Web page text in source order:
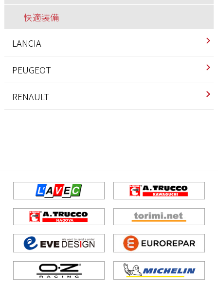
快適装備
LANCIA
インテリア
エクステリア
ホイール/タイヤ
PEUGEOT
インテリア
その他
ブレーキ
ホイール/タイヤ
吸排気系
RENAULT
ブレーキ
ホイール/タイヤ